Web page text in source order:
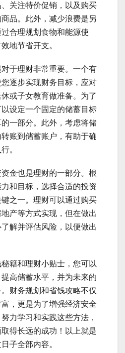
关注特价促销，以及购买
品。此外，减少浪费是另
合理规划食物和能源使
地节省开支。
于理财非常重要。一个有
逐步实现财务目标，应对
或子女教育做准备。为了
设定一个固定的储蓄目标
一部分。此外，考虑将储
账到储蓄账户，有助于确
。
金也是理财的一部分。根
和目标，选择合适的投资
之一。理财可以通过购买
产等方式实现，但在做出
解并评估风险，以便做出
籍和理财小贴士，您可以
高储蓄水平，并为未来的
财务规划和省钱攻略不仅
，更是为了增强经济安全
力学习和实践这些方法，
得长远的成功！以上就是
子全部内容。